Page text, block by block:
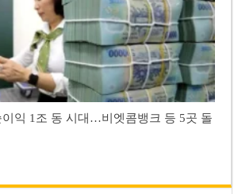
익 1조 동 시대…비엣콤뱅크 등 5곳 돌